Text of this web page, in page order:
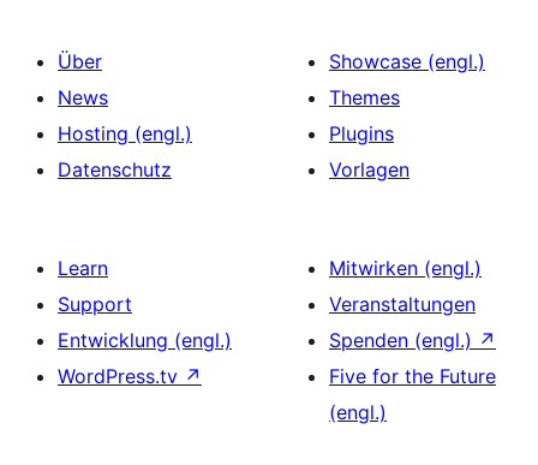
Über
News
Hosting (engl.)
Datenschutz
Showcase (engl.)
Themes
Plugins
Vorlagen
Learn
Support
Entwicklung (engl.)
WordPress.tv ↗
Mitwirken (engl.)
Veranstaltungen
Spenden (engl.) ↗
Five for the Future
(engl.)